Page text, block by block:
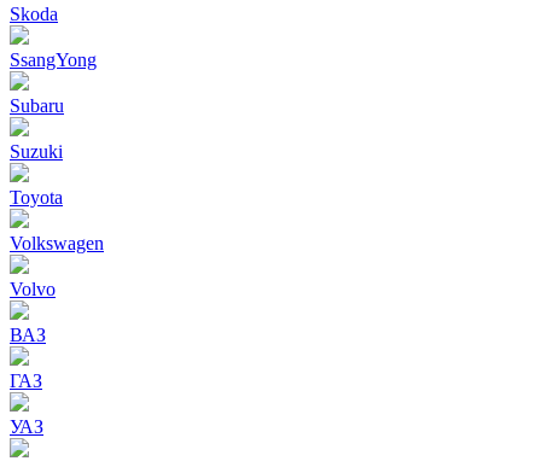
Skoda
SsangYong
Subaru
Suzuki
Toyota
Volkswagen
Volvo
ВАЗ
ГАЗ
УАЗ